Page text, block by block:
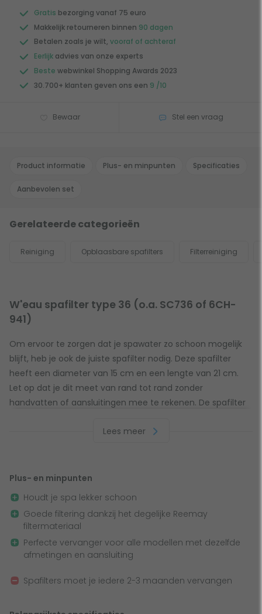
Gratis bezorging vanaf 75 euro
Makkelijk retourneren binnen 90 dagen
Betalen zoals je wilt, vooraf of achteraf
Eerlijk advies van onze experts
Beste webwinkel Shopping Awards 2023
30.700+ klanten geven ons een 9 /10
Bewaar Stel een vraag
Product informatie Plus- en minpunten Specificaties
Aanbevolen set
Gerelateerde categorieën
Reiniging Opblaasbare spafilters Filterreiniging
W'eau spafilter type 36 (o.a. SC736 of 6CH-
941)
Om ervoor te zorgen dat je spawater zo schoon mogelijk
blijft, heb je ook de juiste spafilter nodig. Deze spafilter
heeft een diameter van 15 cm en een lengte van 21 cm.
Let op dat je dit meet van rand tot rand zonder
handvatten of aansluitingen mee te rekenen. De spafilter
bovenkant is gesloten. Check goed of de afmetingen en
Deze spafilter is 21 x 15 cm groot en vervangt onder
andere:
Darrly filter SC736
Pleatco filter PWW100-ST
Lees meer
Plus- en minpunten
Houdt je spa lekker schoon
Goede filtering dankzij het degelijke Reemay
filtermateriaal
Perfecte vervanger voor alle modellen met dezelfde
afmetingen en aansluiting
Spafilters moet je iedere 2-3 maanden vervangen